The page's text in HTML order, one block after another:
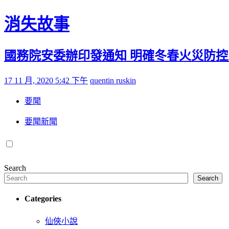
Skip to content
消失故事
國務院安委辦印發通知 明確冬春火災防
Posted on
17 11 月, 2020 5:42 下午 by
quentin ruskin
要聞
要聞新聞
Search
Search
Categories
仙俠小說